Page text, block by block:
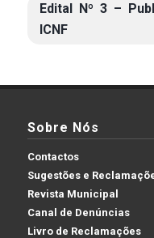
Edital Nº 3 –
ICNF
Sobre Nós
Contactos
Sugestões e
Revista Municipal
Canal de Denúncias
Livro de Reclamações